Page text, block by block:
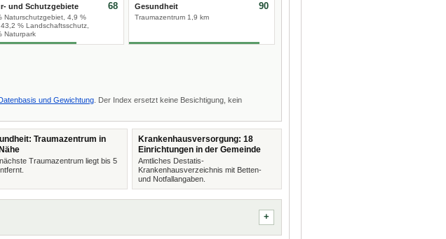
und Schutzgebiete
Naturschutzgebiet, 4,9 %
% Landschaftsschutz,
Naturpark
68 Gesundheit
Traumazentrum 1,9 km
90
und Gewichtung . Der Index ersetzt keine Besichtigung, kein
Traumazentrum in
Traumazentrum liegt bis 5
Krankenhausversorgung: 18
Einrichtungen in der Gemeinde
Amtliches Destatis-
Krankenhausverzeichnis mit Betten-
und Notfallangaben.